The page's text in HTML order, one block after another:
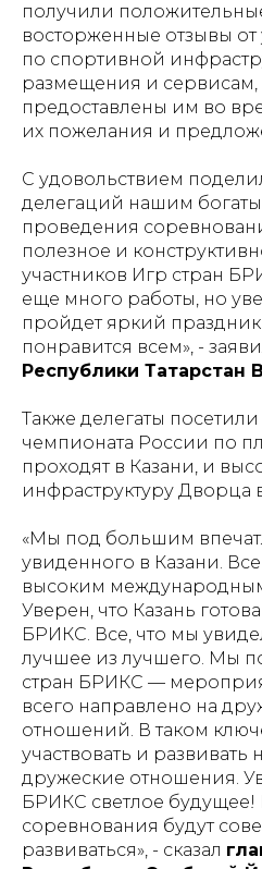
получили
восторженные отзывы от
по спортивной
размещения и сервисам,
предоставлены им во
их пожелания и
С удовольствием
делегаций нашим
проведения
полезное и
участников Игр стран
еще много работы, но
пройдет яркий
понравится всем», -
Республики Татарстан
Также делегаты
чемпионата России по
проходят в Казани, и
инфраструктуру Дворца
«Мы под большим
увиденного в Казани. Все
высоким
Уверен, что Казань
БРИКС. Все, что мы
лучшее из лучшего. Мы
стран БРИКС —
всего направлено на
отношений. В таком
участвовать и развивать
дружеские отношения.
БРИКС светлое
соревнования будут
развиваться», - сказал